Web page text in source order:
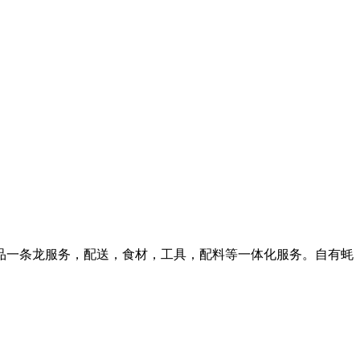
条龙服务，配送，食材，工具，配料等一体化服务。自有蚝